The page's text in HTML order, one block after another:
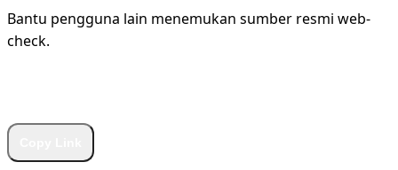
Bantu pengguna lain menemukan sumber resmi web-
check.